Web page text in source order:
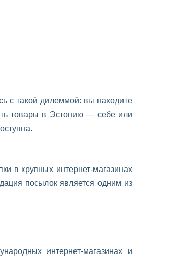
с такой дилеммой: вы находите
товары в Эстонию — себе или
в крупных интернет-магазинах
посылок является одним из
интернет-магазинах и